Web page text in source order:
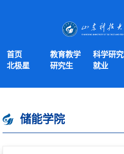
首页 教育教学 科学研究
北极星
研究生 就业
储能学院